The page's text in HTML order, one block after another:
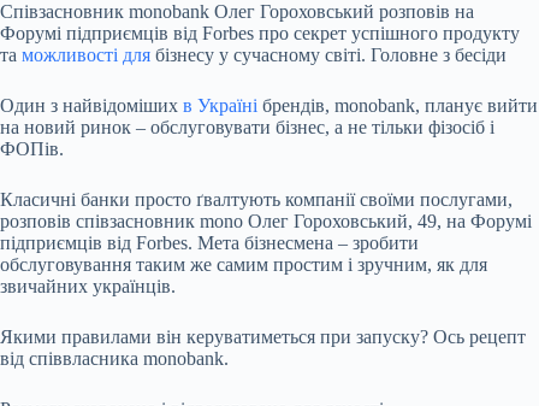
Співзасновник monobank Олег Гороховський розповів на
Форумі підприємців від Forbes про секрет успішного продукту
та можливості для бізнесу у сучасному світі. Головне з бесіди
Один з найвідоміших в Україні брендів, monobank, планує вийти
на новий ринок – обслуговувати бізнес, а не тільки фізосіб і
ФОПів.
Класичні банки просто ґвалтують компанії своїми послугами,
розповів співзасновник mono Олег Гороховський, 49, на Форумі
підприємців від Forbes. Мета бізнесмена – зробити
обслуговування таким же самим простим і зручним, як для
звичайних українців.
Якими правилами він керуватиметься при запуску? Ось рецепт
від співвласника monobank.